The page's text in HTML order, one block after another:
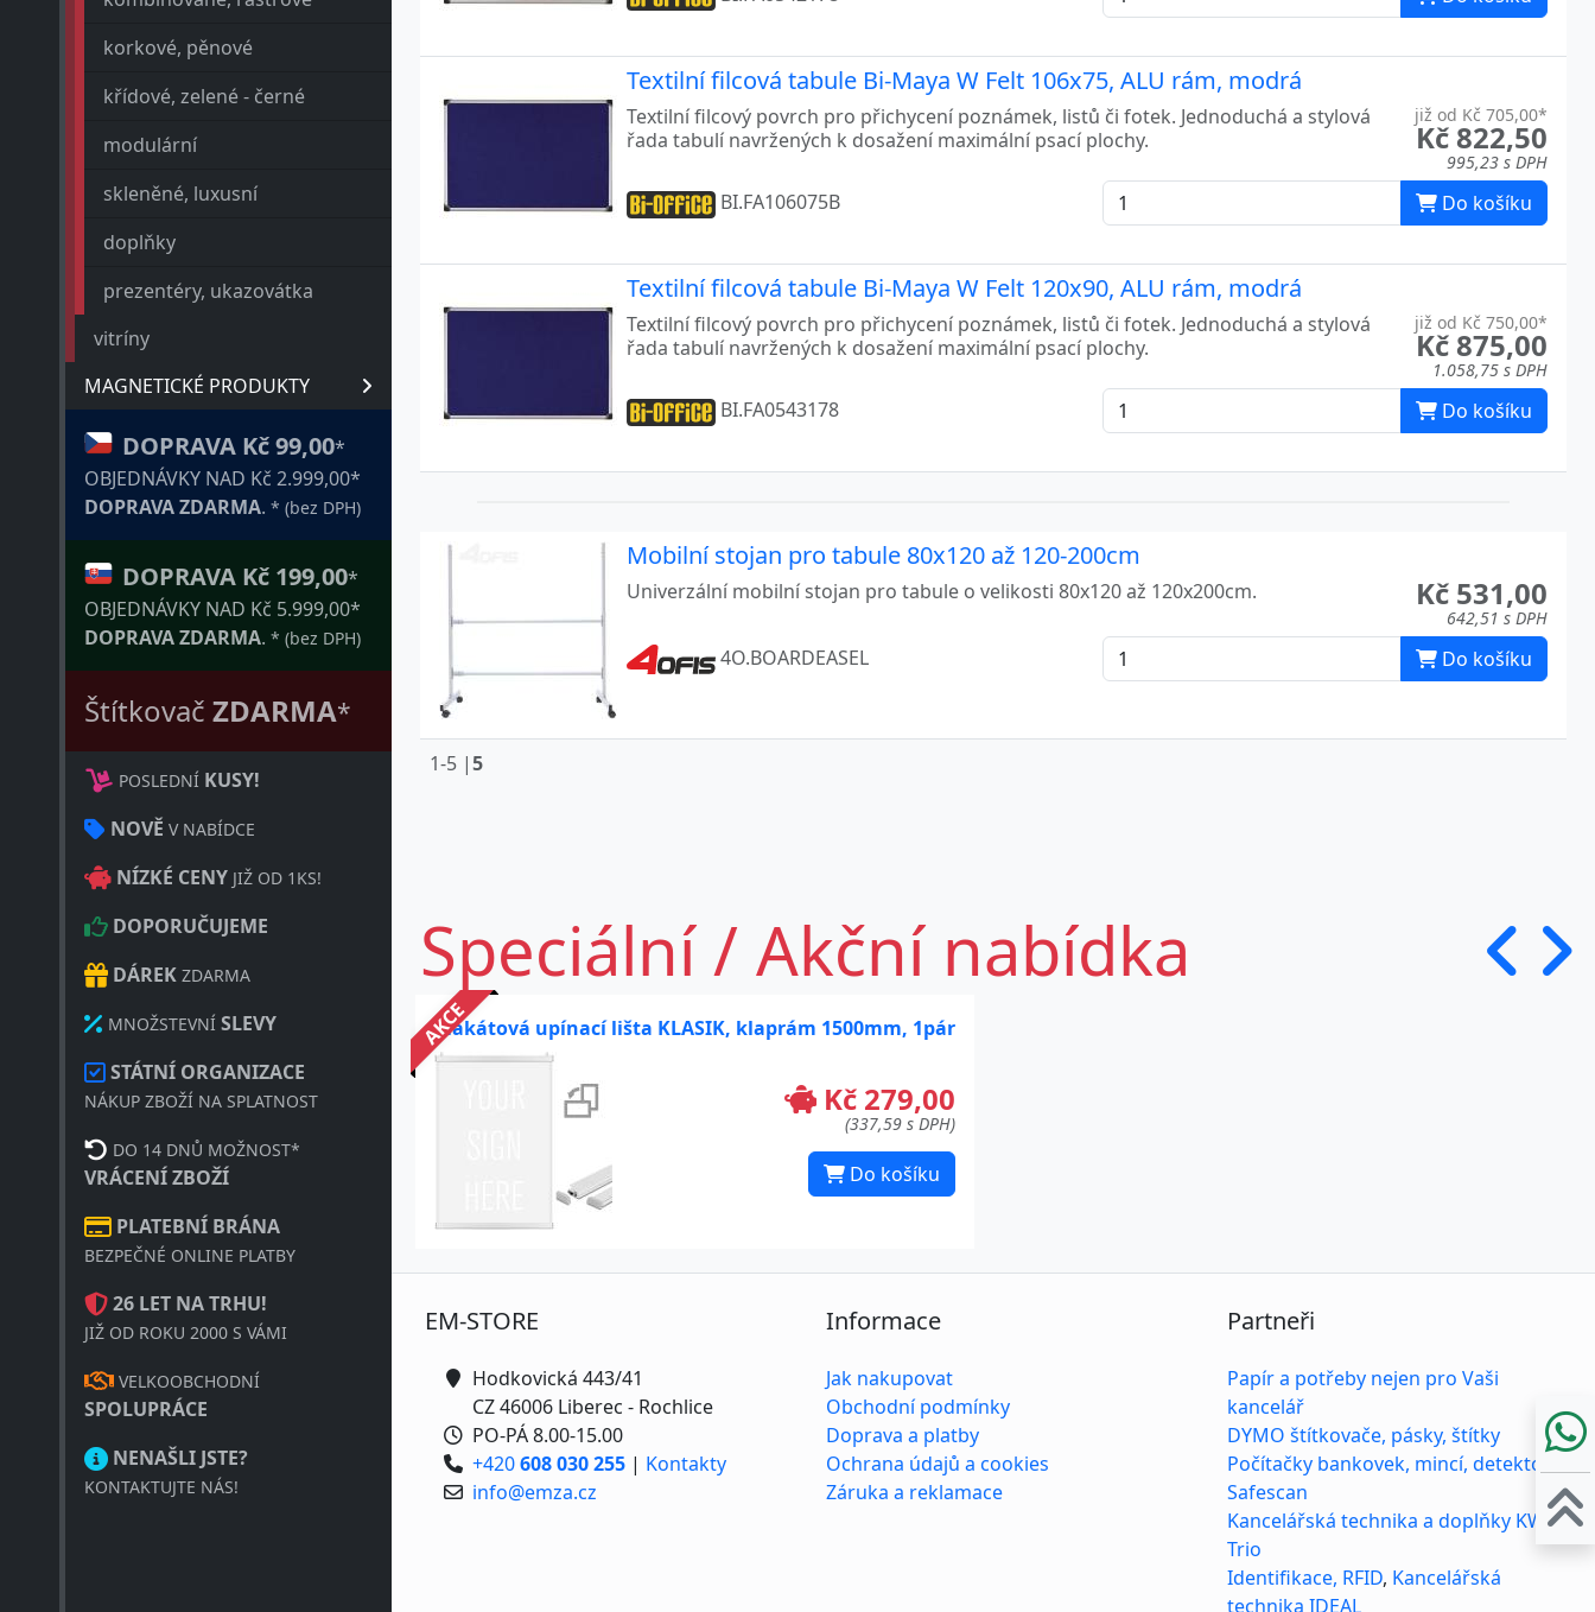
korkové, pěnové
křídové, zelené - černé
modulární
skleněné, luxusní
doplňky
prezentéry, ukazovátka
vitríny
MAGNETICKÉ PRODUKTY
DOPRAVA Kč 99,00*
OBJEDNÁVKY NAD Kč 2.999,00*
DOPRAVA ZDARMA. * (bez DPH)
DOPRAVA Kč 199,00*
OBJEDNÁVKY NAD Kč 5.999,00*
DOPRAVA ZDARMA. * (bez DPH)
Štítkovač ZDARMA*
POSLEDNÍ KUSY!
NOVĚ V NABÍDCE
NÍZKÉ CENY JIŽ OD 1KS!
DOPORUČUJEME
DÁREK ZDARMA
MNOŽSTEVNÍ SLEVY
STÁTNÍ ORGANIZACE
NÁKUP ZBOŽÍ NA SPLATNOST
DO 14 DNŮ MOŽNOST*
VRÁCENÍ ZBOŽÍ
PLATEBNÍ BRÁNA
BEZPEČNÉ ONLINE PLATBY
26 LET NA TRHU!
JIŽ OD ROKU 2000 S VÁMI
VELKOOBCHODNÍ
SPOLUPRÁCE
NENAŠLI JSTE?
KONTAKTUJTE NÁS!
Textilní filcová tabule Bi-Maya W Felt 106x75, ALU rám, modrá
již od Kč 705,00*
Kč 822,50
995,23 s DPH
Textilní filcový povrch pro přichycení poznámek, listů či fotek. Jednoduchá a stylová
řada tabulí navržených k dosažení maximální psací plochy.
BI.FA106075B Do košíku
Textilní filcová tabule Bi-Maya W Felt 120x90, ALU rám, modrá
již od Kč 750,00*
Kč 875,00
1.058,75 s DPH
Textilní filcový povrch pro přichycení poznámek, listů či fotek. Jednoduchá a stylová
řada tabulí navržených k dosažení maximální psací plochy.
BI.FA0543178 Do košíku
Mobilní stojan pro tabule 80x120 až 120-200cm
Kč 531,00
642,51 s DPH
Univerzální mobilní stojan pro tabule o velikosti 80x120 až 120x200cm.
4O.BOARDEASEL Do košíku
1-5 |5
Speciální / Akční nabídka
AKCE
Plakátová upínací lišta KLASIK, klaprám 1500mm, 1pár
Kč 279,00
(337,59 s DPH)
Do košíku
EM-STORE
Hodkovická 443/41
CZ 46006 Liberec - Rochlice
PO-PÁ 8.00-15.00
+420608 030 255 | Kontakty
info@emza.cz
Informace
Jak nakupovat
Obchodní podmínky
Doprava a platby
Ochrana údajů a cookies
Záruka a reklamace
Partneři
Papír a potřeby nejen pro Vaši
kancelář
DYMO štítkovače, pásky, štítky
Počítačky bankovek, mincí, detektory
Safescan
Kancelářská technika a doplňky KW-
Trio
Identifikace, RFID, Kancelářská
technika IDEAL